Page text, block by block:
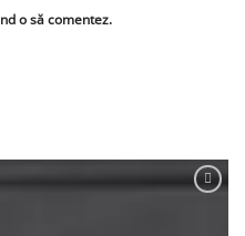
o să comentez.